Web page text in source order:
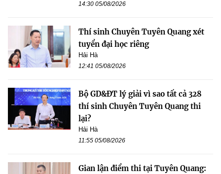
14:30 05/08/2026
Thí sinh Chuyên Tuyên Quang xét
tuyển đại học riêng
Hải Hà
12:41 05/08/2026
Bộ GD&ĐT lý giải vì sao tất cả 328
thí sinh Chuyên Tuyên Quang thi
lại?
Hải Hà
11:55 05/08/2026
Gian lận điểm thi tại Tuyên Quang: